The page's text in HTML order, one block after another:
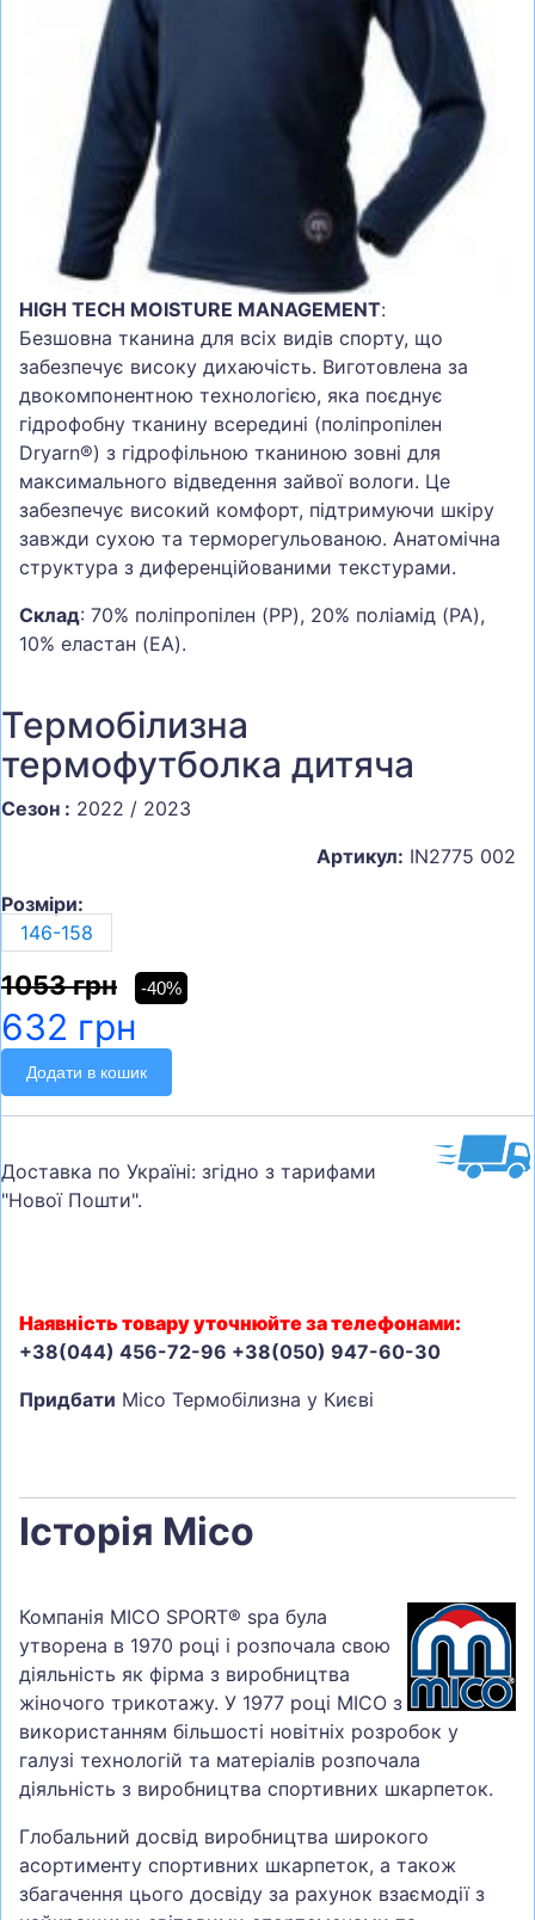
СУМКИ
ШОЛОМИ, ЗАХИСТ, ОКУЛЯРИ
БІГ, ФІТНЕС, М'ЯЧІ
ВЕЛОСИПЕДИ
САМОКАТИ
ТЕНІС, БАДМІНТОН
ВОДНІ ВИДИ СПОРТУ
ТУРИЗМ
HIGH TECH MOISTURE MANAGEMENT:
Безшовна тканина для всіх видів спорту, що
забезпечує високу дихаючість. Виготовлена за
двокомпонентною технологією, яка поєднує
гідрофобну тканину всередині (поліпропілен
Dryarn®) з гідрофільною тканиною зовні для
максимального відведення зайвої вологи. Це
забезпечує високий комфорт, підтримуючи шкіру
завжди сухою та терморегульованою. Анатомічна
структура з диференційованими текстурами.
Склад: 70% поліпропілен (PP), 20% поліамід (PA),
10% еластан (EA).
Термобілизна
термофутболка дитяча
Сезон : 2022 / 2023
Артикул: IN2775 002
Розміри:
146-158
1053 грн -40%
632 грн
Додати в кошик
Доставка по Україні: згідно з тарифами
"Нової Пошти".
Наявність товару уточнюйте за телефонами:
+38(044) 456-72-96 +38(050) 947-60-30
Придбати Mico Термобілизна у Києві
Історія Mico
Компанія MICO SPORT® spa була
утворена в 1970 році і розпочала свою
діяльність як фірма з виробництва
жіночого трикотажу. У 1977 році MICO з
використанням більшості новітніх розробок у
галузі технологій та матеріалів розпочала
діяльність з виробництва спортивних шкарпеток.
Глобальний досвід виробництва широкого
асортименту спортивних шкарпеток, а також
збагачення цього досвіду за рахунок взаємодії з